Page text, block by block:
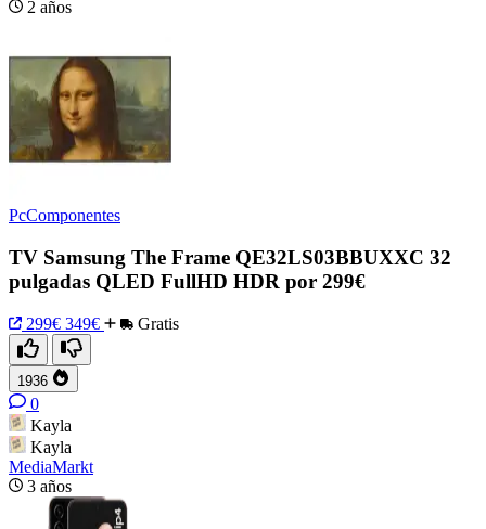
2 años
PcComponentes
TV Samsung The Frame QE32LS03BBUXXC 32
pulgadas QLED FullHD HDR por 299€
299€ 349€ Gratis
1936
0
Kayla
Kayla
MediaMarkt
3 años